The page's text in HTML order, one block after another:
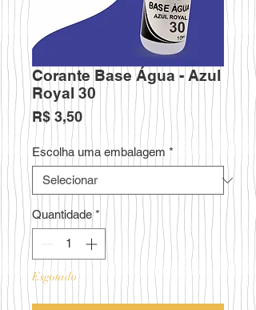
Corante Base Água - Azul
Royal 30
R$ 3,50Preço
Escolha uma embalagem *
Quantidade *
Esgotado